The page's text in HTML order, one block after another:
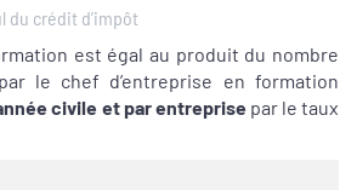
du crédit d’impôt
est égal au produit du nombre
le chef d’entreprise en formation
civile et par entreprisepar le taux